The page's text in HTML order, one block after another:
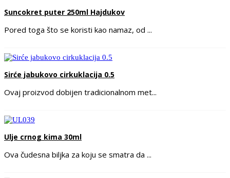
Suncokret puter 250ml Hajdukov
Pored toga što se koristi kao namaz, od ...
Sirće jabukovo cirkuklacija 0.5
Ovaj proizvod dobijen tradicionalnom met...
Ulje crnog kima 30ml
Ova čudesna biljka za koju se smatra da ...